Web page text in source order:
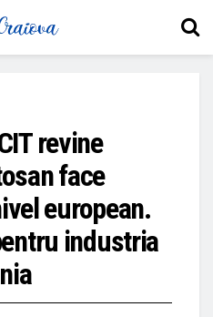
revine
face
european.
industria